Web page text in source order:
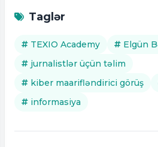
Taglər
TEXIO Academy
Elgün
jurnalistlər üçün təlim
kiber maarifləndirici görüş
informasiya